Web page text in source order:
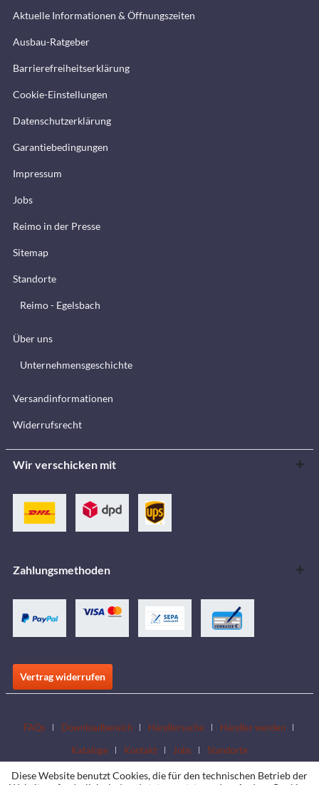
Aktuelle Informationen & Öffnungszeiten
Ausbau-Ratgeber
Barrierefreiheitserklärung
Cookie-Einstellungen
Datenschutzerklärung
Garantiebedingungen
Impressum
Jobs
Reimo in der Presse
Sitemap
Standorte
Reimo - Egelsbach
Über uns
Unternehmensgeschichte
Versandinformationen
Widerrufsrecht
Wir verschicken mit
Zahlungsmethoden
Vertrag widerrufen
FAQs Downloadbereich Händlersuche
Händler werden
Kataloge
Kontakt Jobs Standorte
Diese Website benutzt Cookies, die für den technischen Betrieb der